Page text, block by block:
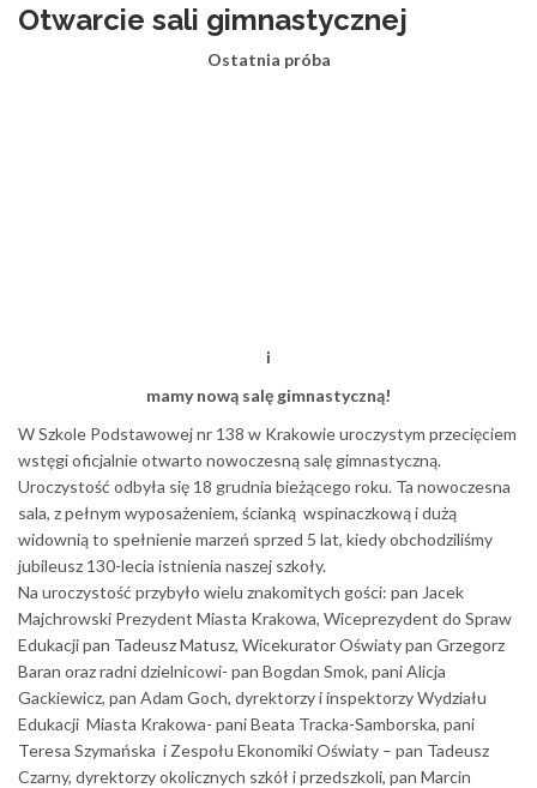
Otwarcie sali gimnastycznej
Ostatnia próba
i
mamy nową salę gimnastyczną!
W Szkole Podstawowej nr 138 w Krakowie uroczystym przecięciem
wstęgi oficjalnie otwarto nowoczesną salę gimnastyczną.
Uroczystość odbyła się 18 grudnia bieżącego roku. Ta nowoczesna
sala, z pełnym wyposażeniem, ścianką wspinaczkową i dużą
widownią to spełnienie marzeń sprzed 5 lat, kiedy obchodziliśmy
jubileusz 130-lecia istnienia naszej szkoły.
Na uroczystość przybyło wielu znakomitych gości: pan Jacek
Majchrowski Prezydent Miasta Krakowa, Wiceprezydent do Spraw
Edukacji pan Tadeusz Matusz, Wicekurator Oświaty pan Grzegorz
Baran oraz radni dzielnicowi- pan Bogdan Smok, pani Alicja
Gackiewicz, pan Adam Goch, dyrektorzy i inspektorzy Wydziału
Edukacji Miasta Krakowa- pani Beata Tracka-Samborska, pani
Teresa Szymańska i Zespołu Ekonomiki Oświaty – pan Tadeusz
Czarny, dyrektorzy okolicznych szkół i przedszkoli, pan Marcin